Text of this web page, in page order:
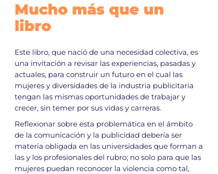
Mucho más que un
libro
Este libro, que nació de una necesidad colectiva, es
una invitación a revisar las experiencias, pasadas y
actuales, para construir un futuro en el cual las
mujeres y diversidades de la industria publicitaria
tengan las mismas oportunidades de trabajar y
crecer, sin temer por sus vidas y carreras.
Reflexionar sobre esta problemática en el ámbito
de la comunicación y la publicidad debería ser
materia obligada en las universidades que forman a
las y los profesionales del rubro; no solo para que las
mujeres puedan reconocer la violencia como tal,